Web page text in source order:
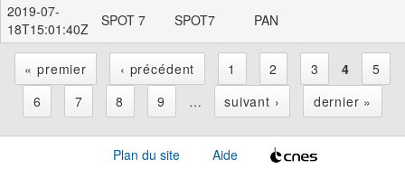
2019-07-
18T15:01:40Z
SPOT 7 SPOT7 PAN
P
« premier ‹ précédent 1 2 3 4
5
6
7 8 9 … suivant › dernier »
Plan du site Aide